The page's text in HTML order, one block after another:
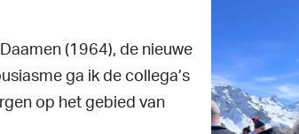
(1964), de nieuwe
ga ik de collega’s
op het gebied van